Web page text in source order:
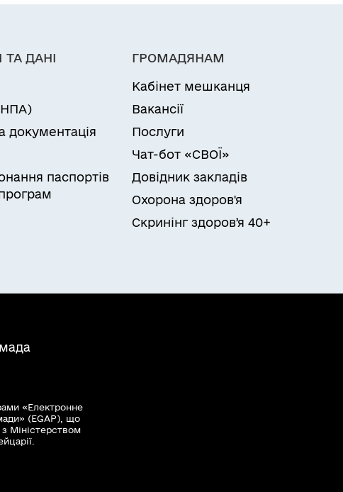
ДАНІ
документація
паспортів
ГРОМАДЯНАМ
Кабінет мешканця
Вакансії
Послуги
Чат-бот «СВОЇ»
Довідник закладів
Охорона здоров'я
Скринінг здоровʼя 40+
«Електронне
(EGAP), що
Міністерством